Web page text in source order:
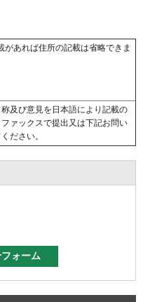
あれば住所の記載は省略できま
及び意見を日本語により記載の
ァックスで提出又は下記お問い
ださい。